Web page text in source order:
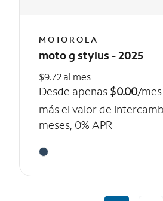
MOTOROLA
moto g stylus - 2025
$9.72 al mes
Desde apenas $0.00/mes
más el valor de
meses, 0% APR